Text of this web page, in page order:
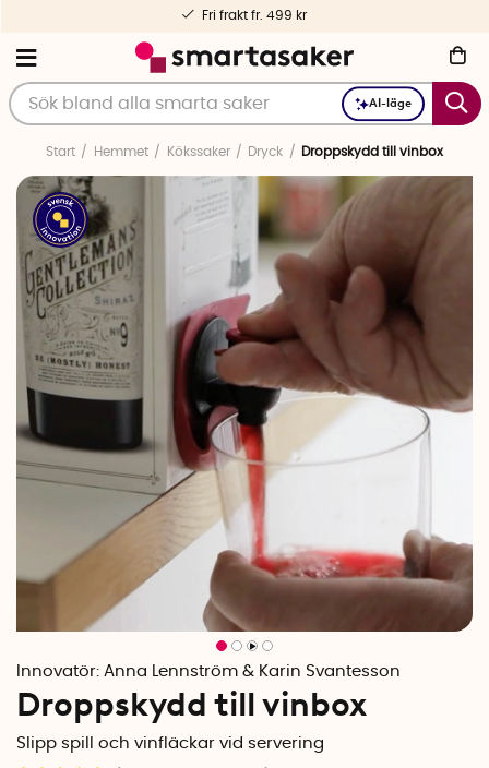
AI-läge
Fri frakt fr. 499 kr
Start Hemmet Kökssaker Dryck Droppskydd till vinbox
Innovatör: Anna Lennström & Karin Svantesson
Droppskydd till vinbox
Slipp spill och vinfläckar vid servering